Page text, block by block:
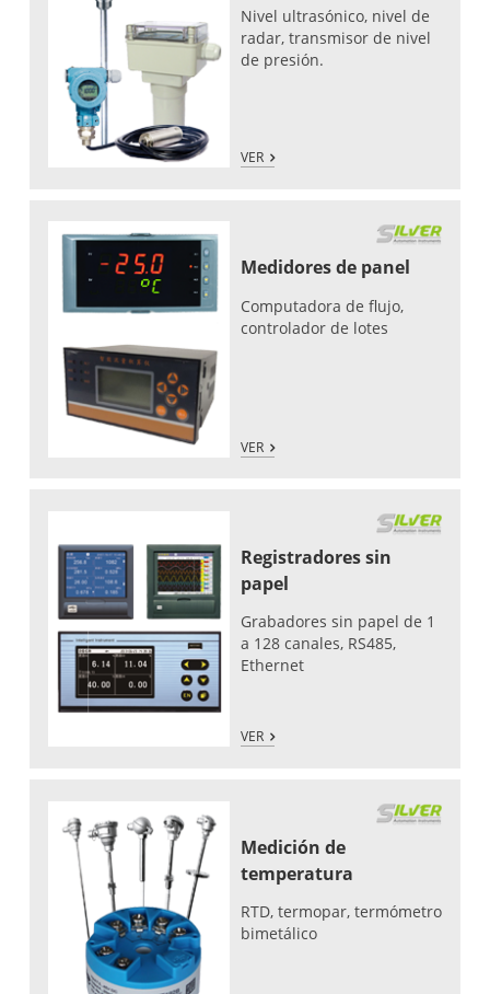
Nivel ultrasónico, nivel de
radar, transmisor de nivel
de presión.
VER
Medidores de panel
Computadora de flujo,
controlador de lotes
VER
Registradores sin
papel
Grabadores sin papel de 1
a 128 canales, RS485,
Ethernet
VER
Medición de
temperatura
RTD, termopar, termómetro
bimetálico